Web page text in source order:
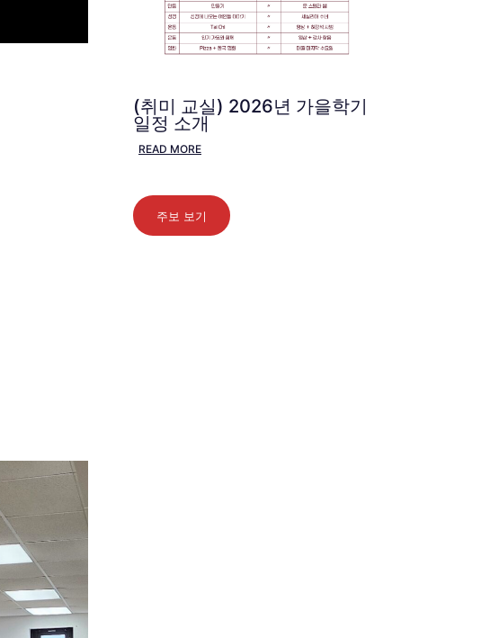
(취미 교실) 2026년 가을학기
일정 소개
READ MORE
주보 보기